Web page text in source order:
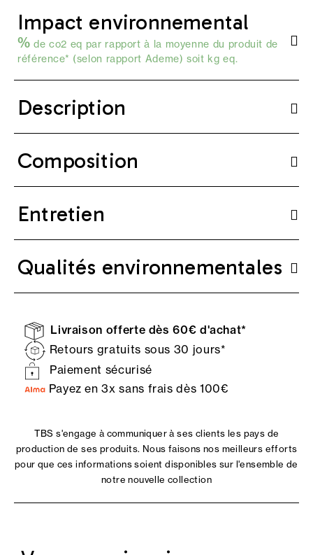
Impact environnemental
% de co2 eq par rapport à la moyenne du produit de
référence* (selon rapport Ademe) soit kg eq.
Description
Composition
Entretien
Qualités environnementales
Livraison offerte dès 60€ d'achat*
Retours gratuits sous 30 jours*
Paiement sécurisé
Payez en 3x sans frais dès 100€
TBS s'engage à communiquer à ses clients les pays de
production de ses produits. Nous faisons nos meilleurs efforts
pour que ces informations soient disponibles sur l'ensemble de
notre nouvelle collection